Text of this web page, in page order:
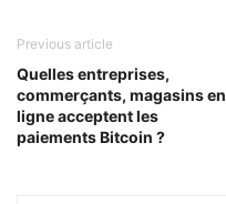
Previous article
Quelles entreprises,
commerçants, magasins en
ligne acceptent les
paiements Bitcoin ?